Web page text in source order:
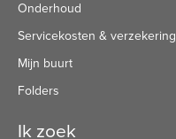
Onderhoud
Servicekosten & verzekering
Mijn buurt
Folders
Ik zoek